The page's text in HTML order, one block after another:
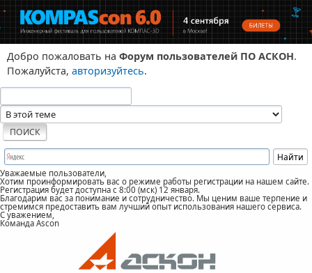
Добро пожаловать на Форум пользователей ПО АСКОН.
Пожалуйста, авторизуйтесь.
Уважаемые пользователи,
Хотим проинформировать вас о режиме работы регистрации на нашем сайте.
Регистрация будет доступна с 8:00 (мск) 12 января.
Благодарим вас за понимание и сотрудничество. Мы ценим ваше терпение и
стремимся предоставить вам лучший опыт использования нашего сервиса.
С уважением,
Команда Ascon